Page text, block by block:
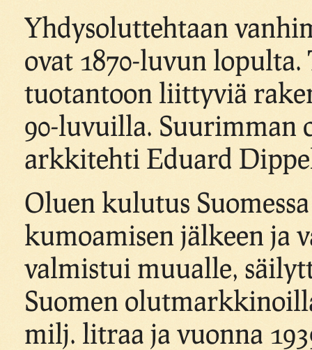
Yhdysoluttehtaan
ovat 1870-luvun
tuotantoon liittyviä
90-luvuilla. Suurimman
arkkitehti Eduard
Oluen kulutus
kumoamisen jälkeen ja
valmistui muualle,
Suomen
milj. litraa ja vuonna